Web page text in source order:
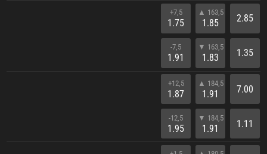
+7,5
1.75
-7,5
1.91
▲ 163,5
1.85
▼ 163,5
1.83
2.85
1.35
+12,5
1.87
-12,5
1.95
▲ 184,5
1.91
▼ 184,5
1.91
7.00
1.11